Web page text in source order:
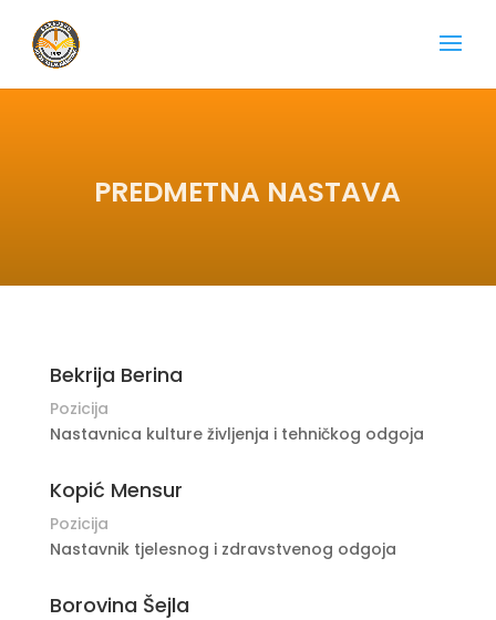
PREDMETNA NASTAVA
Bekrija Berina
Pozicija
Nastavnica kulture življenja i tehničkog odgoja
Kopić Mensur
Pozicija
Nastavnik tjelesnog i zdravstvenog odgoja
Borovina Šejla